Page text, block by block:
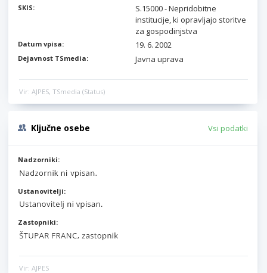
SKIS:
S.15000 - Nepridobitne
institucije, ki opravljajo storitve
za gospodinjstva
Datum vpisa: 19. 6. 2002
Dejavnost TSmedia: Javna uprava
Vir: AJPES, TSmedia (Status)
Ključne osebe Vsi podatki
Nadzorniki:
Ustanovitelji:
Zastopniki:
Vir: AJPES